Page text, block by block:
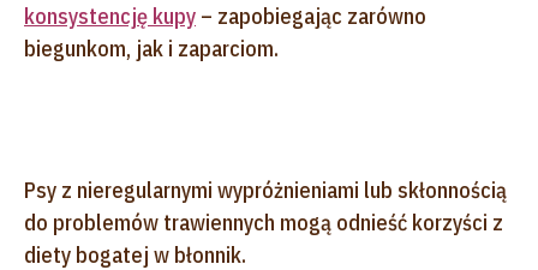
konsystencję kupy – zapobiegając zarówno
biegunkom, jak i zaparciom.
Psy z nieregularnymi wypróżnieniami lub skłonnością
do problemów trawiennych mogą odnieść korzyści z
diety bogatej w błonnik.